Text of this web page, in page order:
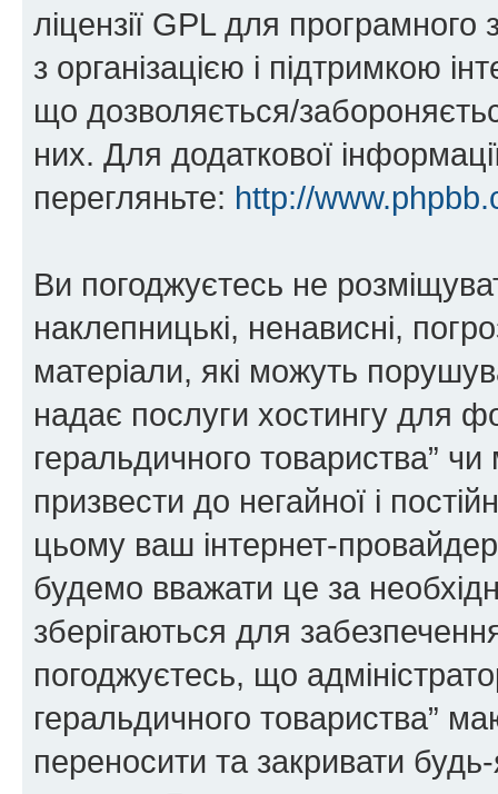
ліцензії GPL для
з організацією і підтримкою
що дозволяється/
них. Для додаткової
перегляньте: http://
Ви погоджуєтесь не
наклепницькі, ненависні,
матеріали, які можуть
надає послуги хостингу для
геральдичного товариства”
призвести до негайної і
цьому ваш інтернет-
будемо вважати це за
зберігаються для
погоджуєтесь, що
геральдичного товариства”
переносити та закривати